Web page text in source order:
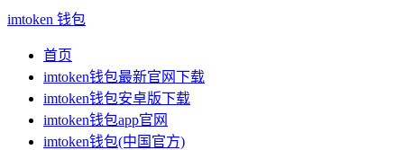
imtoken 钱包
首页
imtoken钱包最新官网下载
imtoken钱包安卓版下载
imtoken钱包app官网
imtoken钱包(中国官方)